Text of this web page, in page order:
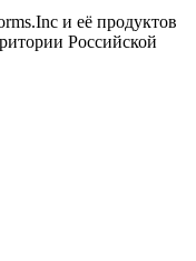
и её продуктов
Российской